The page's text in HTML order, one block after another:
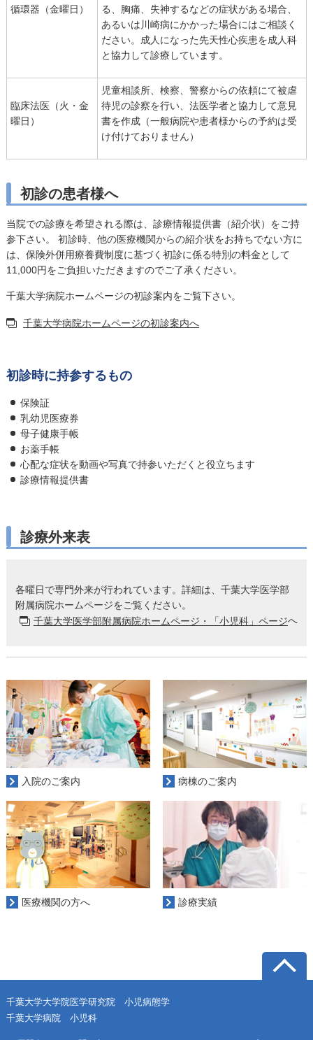
循環器（金曜日）
る、胸痛、失神するなどの症状がある場合、
あるいは川崎病にかかった場合にはご相談く
ださい。成人になった先天性心疾患を成人科
と協力して診療しています。
臨床法医（火・金
曜日）
児童相談所、検察、警察からの依頼にて被虐
待児の診察を行い、法医学者と協力して意見
書を作成（一般病院や患者様からの予約は受
け付けておりません）
初診の患者様へ
当院での診療を希望される際は、診療情報提供書（紹介状）をご持
参下さい。 初診時、他の医療機関からの紹介状をお持ちでない方に
は、保険外併用療養費制度に基づく初診に係る特別の料金として
11,000円をご負担いただきますのでご了承ください。
千葉大学病院ホームページの初診案内をご覧下さい。
千葉大学病院ホームページの初診案内へ
初診時に持参するもの
保険証
乳幼児医療券
母子健康手帳
お薬手帳
心配な症状を動画や写真で持参いただくと役立ちます
診療情報提供書
診療外来表
各曜日で専門外来が行われています。詳細は、千葉大学医学部
附属病院ホームページをご覧ください。
千葉大学医学部附属病院ホームページ・「小児科」ページへ
入院のご案内 病棟のご案内
医療機関の方へ 診療実績
千葉大学大学院医学研究院 小児病態学
千葉大学病院 小児科